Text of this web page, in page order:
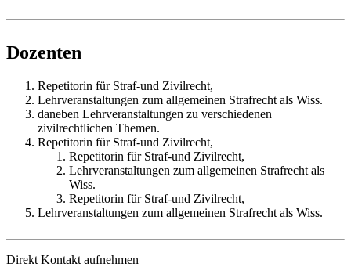
Dozenten
Repetitorin für Straf-und Zivilrecht,
Lehrveranstaltungen zum allgemeinen Strafrecht als Wiss.
daneben Lehrveranstaltungen zu verschiedenen
zivilrechtlichen Themen.
Repetitorin für Straf-und Zivilrecht,
Repetitorin für Straf-und Zivilrecht,
Lehrveranstaltungen zum allgemeinen Strafrecht als
Wiss.
Repetitorin für Straf-und Zivilrecht,
Lehrveranstaltungen zum allgemeinen Strafrecht als Wiss.
Direkt Kontakt aufnehmen